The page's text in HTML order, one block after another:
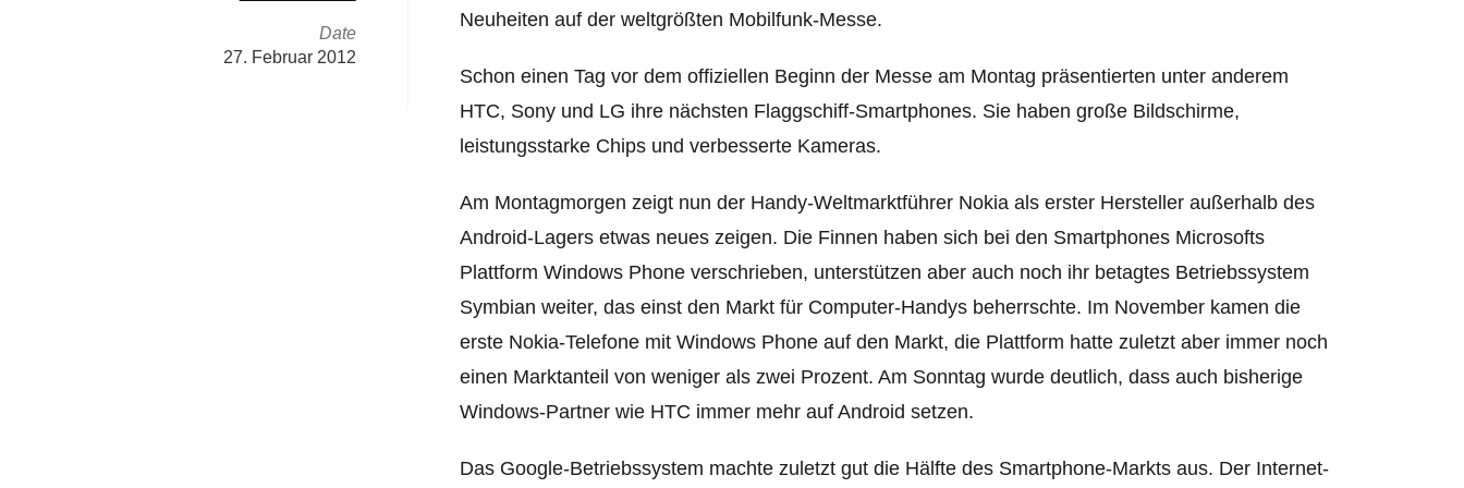
Neuheiten auf der weltgrößten Mobilfunk-Messe.
Schon einen Tag vor dem offiziellen Beginn der Messe am Montag präsentierten unter anderem
HTC, Sony und LG ihre nächsten Flaggschiff-Smartphones. Sie haben große Bildschirme,
leistungsstarke Chips und verbesserte Kameras.
Am Montagmorgen zeigt nun der Handy-Weltmarktführer Nokia als erster Hersteller außerhalb des
Android-Lagers etwas neues zeigen. Die Finnen haben sich bei den Smartphones Microsofts
Plattform Windows Phone verschrieben, unterstützen aber auch noch ihr betagtes Betriebssystem
Symbian weiter, das einst den Markt für Computer-Handys beherrschte. Im November kamen die
erste Nokia-Telefone mit Windows Phone auf den Markt, die Plattform hatte zuletzt aber immer noch
einen Marktanteil von weniger als zwei Prozent. Am Sonntag wurde deutlich, dass auch bisherige
Windows-Partner wie HTC immer mehr auf Android setzen.
Das Google-Betriebssystem machte zuletzt gut die Hälfte des Smartphone-Markts aus. Der Internet-
Date
27. Februar 2012